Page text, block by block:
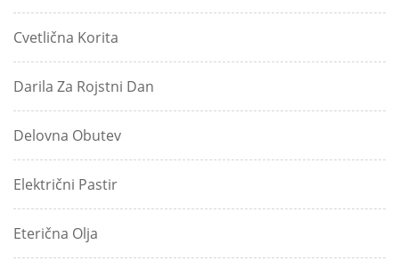
Cvetlična Korita
Darila Za Rojstni Dan
Delovna Obutev
Električni Pastir
Eterična Olja